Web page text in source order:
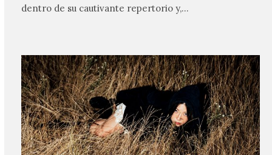
dentro de su cautivante repertorio y,…